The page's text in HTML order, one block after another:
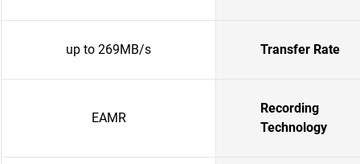
Transfer Rate
up to 269MB/s
Recording
Technology
EAMR